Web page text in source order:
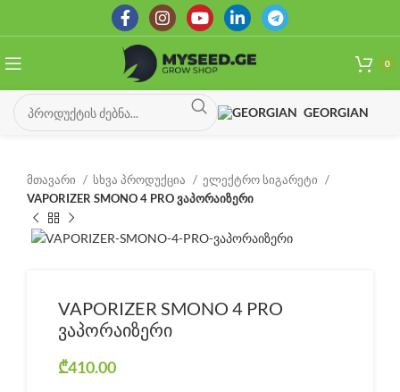
0
GEORGIAN
მთავარი სხვა პროდუქცია
ელექტრო სიგარეტი
VAPORIZER SMONO 4 PRO ვაპორაიზერი
VAPORIZER SMONO 4 PRO
ვაპორაიზერი
₾410.00